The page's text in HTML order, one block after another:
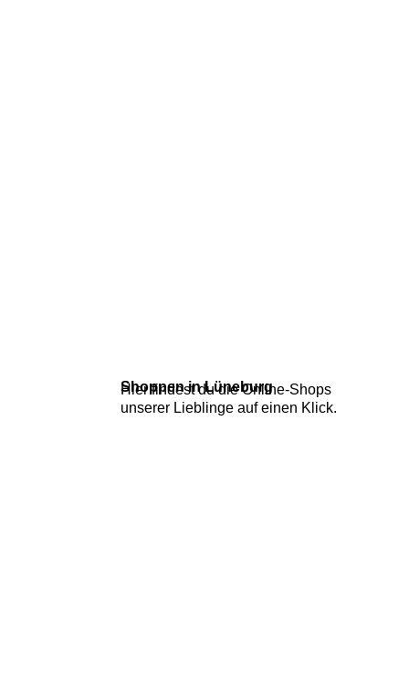
Shoppen in Lüneburg
Hier findest du die Online-Shops
unserer Lieblinge auf einen Klick.